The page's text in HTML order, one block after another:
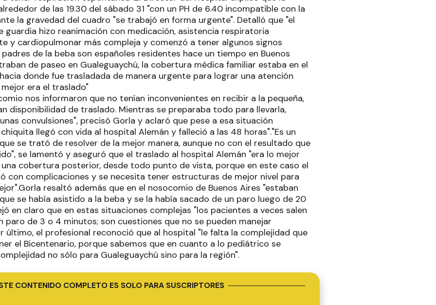
de las 19.30 del sábado 31 "con un PH de 6.40 incompatible con la
la gravedad del cuadro "se trabajó en forma urgente". Detalló que "el
guardia hizo reanimación con medicación, asistencia respiratoria
y cardiopulmonar más compleja y comenzó a tener algunos signos
de la beba son españoles residentes hace un tiempo en Buenos
de paseo en Gualeguaychú, la cobertura médica familiar estaba en el
donde fue trasladada de manera urgente para lograr una atención
era el traslado"
nos informaron que no tenían inconvenientes en recibir a la pequeña,
disponibilidad de traslado. Mientras se preparaba todo para llevarla,
convulsiones", precisó Gorla y aclaró que pese a esa situación
llegó con vida al hospital Alemán y falleció a las 48 horas"."Es un
se trató de resolver de la mejor manera, aunque no con el resultado que
se lamentó y aseguró que el traslado al hospital Alemán "era lo mejor
cobertura posterior, desde todo punto de vista, porque en este caso el
con complicaciones y se necesita tener estructuras de mejor nivel para
resaltó además que en el nosocomio de Buenos Aires "estaban
se había asistido a la beba y se la había sacado de un paro luego de 20
en claro que en estas situaciones complejas "los pacientes a veces salen
paro de 3 o 4 minutos; son cuestiones que no se pueden manejar
último, el profesional reconoció que al hospital "le falta la complejidad que
el Bicentenario, porque sabemos que en cuanto a lo pediátrico se
no sólo para Gualeguaychú sino para la región".
CONTENIDO COMPLETO ES SOLO PARA SUSCRIPTORES